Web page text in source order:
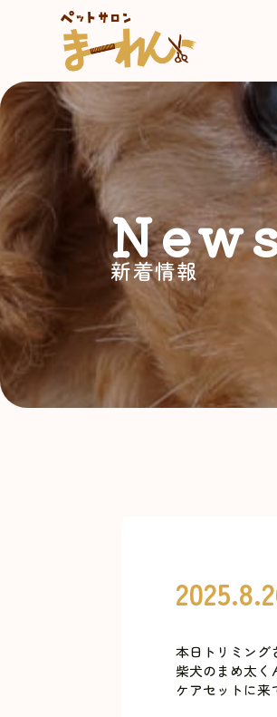
新着情報
本日トリミング
柴犬のまめ太く
ケアセットに来